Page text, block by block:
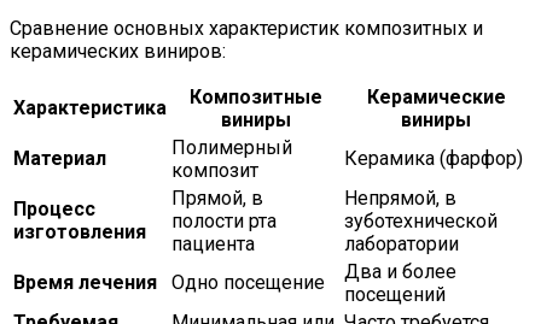
Сравнение основных характеристик композитных и
керамических виниров:
Характеристика
Композитные
виниры
Керамические
виниры
Материал
Полимерный
композит
Керамика (фарфор)
Процесс
изготовления
Прямой, в
полости рта
пациента
Непрямой, в
зуботехнической
лаборатории
Время лечения
Одно посещение
Два и более
посещений